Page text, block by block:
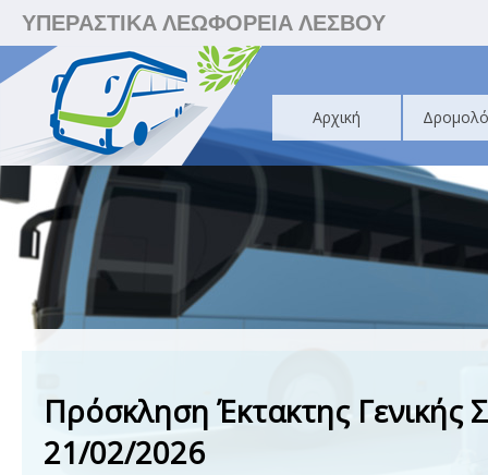
ΥΠΕΡΑΣΤΙΚΑ ΛΕΩΦΟΡΕΙΑ ΛΕΣΒΟΥ
Αρχική
Πρόσκληση Έκτακτης Γενικής
21/02/2026